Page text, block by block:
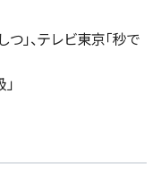
」、テレビ東京「秒で